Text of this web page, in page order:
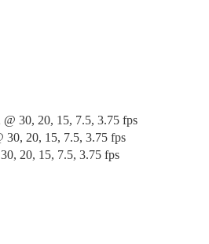
30, 20, 15, 7.5, 3.75 fps
30, 20, 15, 7.5, 3.75 fps
20, 15, 7.5, 3.75 fps